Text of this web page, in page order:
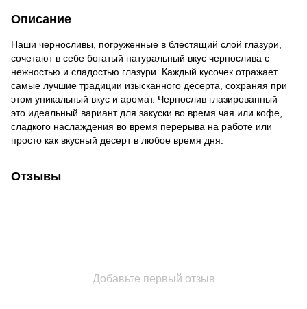
Описание
Наши черносливы, погруженные в блестящий слой глазури,
сочетают в себе богатый натуральный вкус чернослива с
нежностью и сладостью глазури. Каждый кусочек отражает
самые лучшие традиции изысканного десерта, сохраняя при
этом уникальный вкус и аромат. Чернослив глазированный –
это идеальный вариант для закуски во время чая или кофе,
сладкого наслаждения во время перерыва на работе или
просто как вкусный десерт в любое время дня.
Отзывы
Добавьте первый отзыв